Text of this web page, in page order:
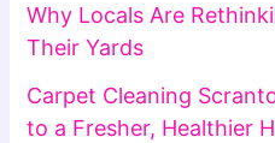
Why Locals Are
Their Yards
Carpet Cleaning
to a Fresher, Healthier